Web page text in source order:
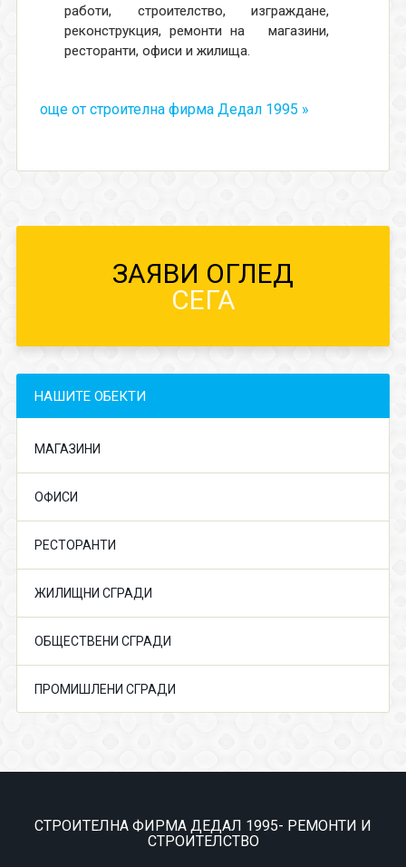
работи, строителство, изграждане,
реконструкция, ремонти на магазини,
ресторанти, офиси и жилища.
още от строителна фирма Дедал 1995 »
ЗАЯВИ ОГЛЕД
СЕГА
НАШИТЕ ОБЕКТИ
МАГАЗИНИ
ОФИСИ
РЕСТОРАНТИ
ЖИЛИЩНИ СГРАДИ
ОБЩЕСТВЕНИ СГРАДИ
ПРОМИШЛЕНИ СГРАДИ
СТРОИТЕЛНА ФИРМА ДЕДАЛ 1995- РЕМОНТИ И
СТРОИТЕЛСТВО